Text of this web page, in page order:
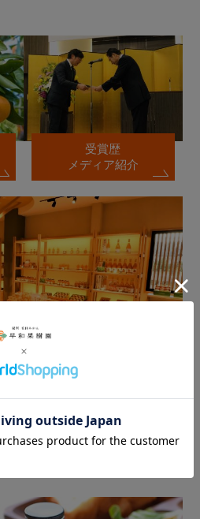
受賞歴
メディア紹介
店について
果樹園の
ビスのご案内